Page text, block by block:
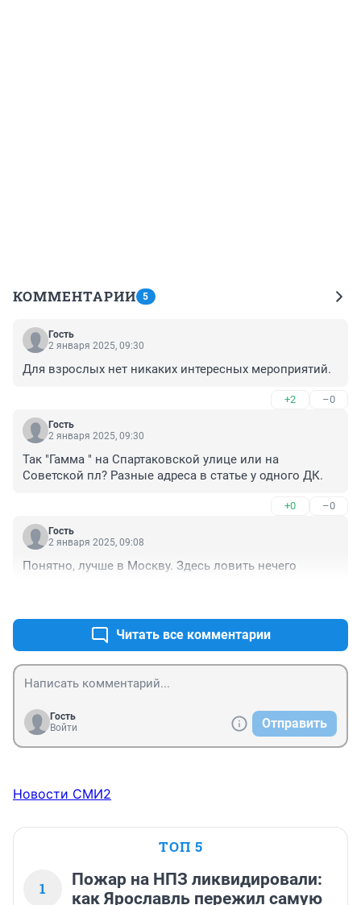
КОММЕНТАРИИ 5
Гость
2 января 2025, 09:30
Для взрослых нет никаких интересных мероприятий.
+2 –0
Гость
2 января 2025, 09:30
Так "Гамма " на Спартаковской улице или на
Советской пл? Разные адреса в статье у одного ДК.
+0 –0
Гость
2 января 2025, 09:08
Понятно, лучше в Москву. Здесь ловить нечего
Читать все комментарии
Гость
Войти
Отправить
Новости СМИ2
ТОП 5
1
Пожар на НПЗ ликвидировали:
как Ярославль пережил самую